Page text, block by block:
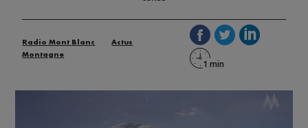
Radio Mont Blanc
Actus
Montagne